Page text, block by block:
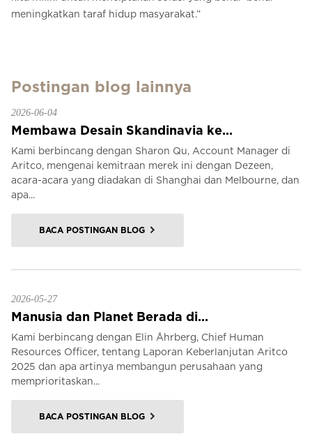
meningkatkan taraf hidup masyarakat.”
Postingan blog lainnya
2026-06-04
Membawa Desain Skandinavia ke...
Kami berbincang dengan Sharon Qu, Account Manager di
Aritco, mengenai kemitraan merek ini dengan Dezeen,
acara-acara yang diadakan di Shanghai dan Melbourne, dan
apa...
BACA POSTINGAN BLOG
2026-05-27
Manusia dan Planet Berada di...
Kami berbincang dengan Elin Åhrberg, Chief Human
Resources Officer, tentang Laporan Keberlanjutan Aritco
2025 dan apa artinya membangun perusahaan yang
memprioritaskan...
BACA POSTINGAN BLOG